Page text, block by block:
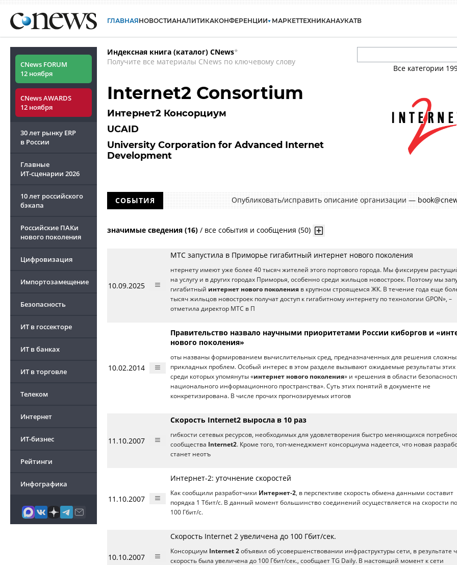
ГЛАВНАЯНОВОСТИАНАЛИТИКАКОНФЕРЕНЦИИ МАРКЕТТЕХНИКАНАУКАТВ
CNews FORUM
12 ноября
CNews AWARDS
12 ноября
30 лет рынку ERP
в России
Главные
ИТ-сценарии 2026
10 лет российского
бэкапа
Российские ПАКи
нового поколения
Цифровизация
Импортозамещение
Безопасность
ИТ в госсекторе
ИТ в банках
ИТ в торговле
Телеком
Интернет
ИТ-бизнес
Рейтинги
Инфографика
Индексная книга (каталог) CNews*
Получите все материалы CNews по ключевому слову
Все категории
Internet2 Consortium
Интернет2 Консорциум
UCAID
University Corporation for Advanced Internet
Development
СОБЫТИЯ Опубликовать/исправить описание организации —
значимые сведения (16) / все события и сообщения (50)
10.09.2025
МТС запустила в Приморье гигабитный интернет нового поколения
нтернету имеют уже более 40 тысяч жителей этого портового города. Мы фиксируем
на услугу и в других городах Приморья, особенно среди жильцов новостроек. Поэтому мы
гигабитный интернет нового поколения в крупном строящемся ЖК. В течение года еще
тысяч жильцов новостроек получат доступ к гигабитному интернету по технологии GPON», –
отметила директор МТС в П
10.02.2014
Правительство назвало научными приоритетами России киборгов и
нового поколения»
оты названы формированием вычислительных сред, предназначенных для решения
прикладных проблем. Особый интерес в этом разделе вызывают ожидаемые результаты этих
среди которых упомянуты «интернет нового поколения» и «решения в области
национального информационного пространства». Суть этих понятий в документе не
конкретизирована. В числе прочих прогнозируемых итогов
11.10.2007
Скорость Internet2 выросла в 10 раз
гибкости сетевых ресурсов, необходимых для удовлетворения быстро меняющихся
сообщества Internet2. Кроме того, топ-менеджмент консорциума надеется, что новая
станет неотъ
11.10.2007
Интернет-2: уточнение скоростей
Как сообщили разработчики Интернет-2, в перспективе скорость обмена данными составит
порядка 1 Тбит/c. В данный момент большинство соединений осуществляется на скорости
100 Гбит/c.
10.10.2007
Скорость Internet 2 увеличена до 100 Гбит/сек.
Консорциум Internet 2 объявил об усовершенствовании инфраструктуры сети, в результате
скорость была увеличена до 100 Гбит/сек., сообщает TG Daily. В настоящий момент к сети